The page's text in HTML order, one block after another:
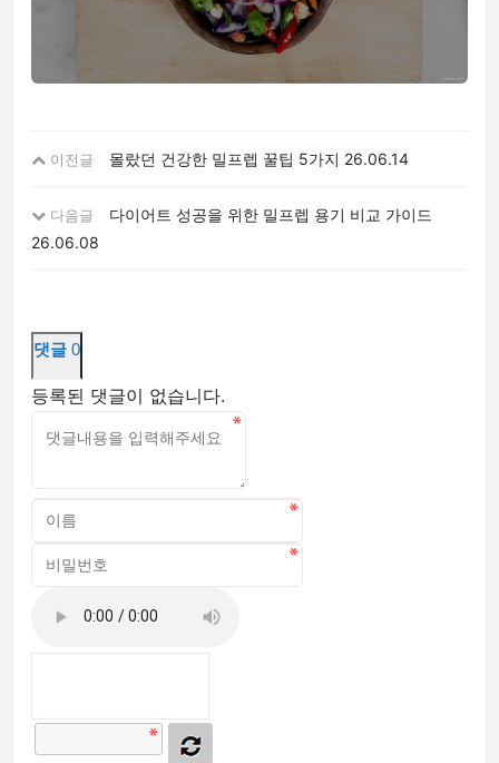
이전글 몰랐던 건강한 밀프렙 꿀팁 5가지 26.06.14
다음글
다이어트 성공을 위한 밀프렙 용기 비교 가이드
26.06.08
댓글 0
등록된 댓글이 없습니다.